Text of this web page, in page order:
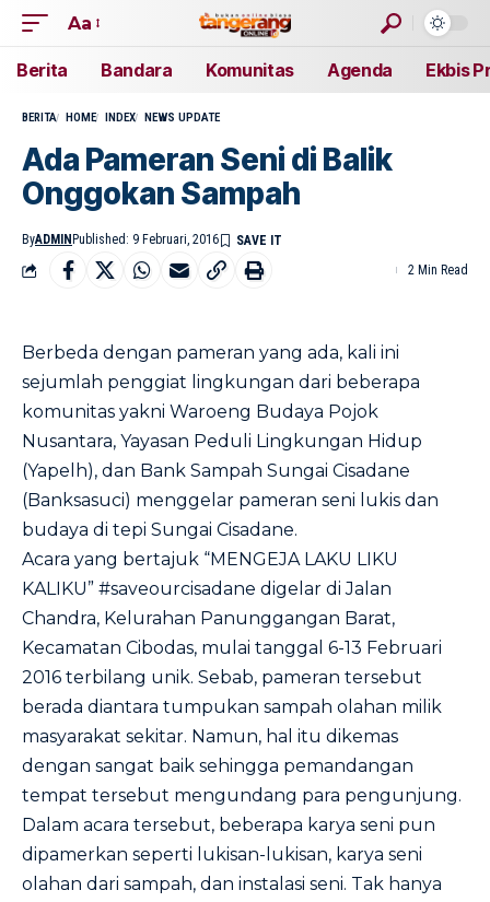
Aa
Berita Bandara Komunitas Agenda Ekbis
BERITA HOME INDEX NEWS UPDATE
Ada Pameran Seni di Balik
Onggokan Sampah
ByADMIN Published: 9 Februari, 2016
2 Min Read
Berbeda dengan pameran yang ada, kali ini
sejumlah penggiat lingkungan dari beberapa
komunitas yakni Waroeng Budaya Pojok
Nusantara, Yayasan Peduli Lingkungan Hidup
(Yapelh), dan Bank Sampah Sungai Cisadane
(Banksasuci) menggelar pameran seni lukis dan
budaya di tepi Sungai Cisadane.
Acara yang bertajuk “MENGEJA LAKU LIKU
KALIKU” #saveourcisadane digelar di Jalan
Chandra, Kelurahan Panunggangan Barat,
Kecamatan Cibodas, mulai tanggal 6-13 Februari
2016 terbilang unik. Sebab, pameran tersebut
berada diantara tumpukan sampah olahan milik
masyarakat sekitar. Namun, hal itu dikemas
dengan sangat baik sehingga pemandangan
tempat tersebut mengundang para pengunjung.
Dalam acara tersebut, beberapa karya seni pun
dipamerkan seperti lukisan-lukisan, karya seni
olahan dari sampah, dan instalasi seni. Tak hanya